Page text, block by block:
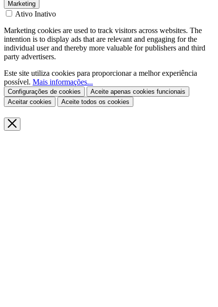
Marketing
Ativo Inativo
Marketing cookies are used to track visitors across websites. The
intention is to display ads that are relevant and engaging for the
individual user and thereby more valuable for publishers and third
party advertisers.
Este site utiliza cookies para proporcionar a melhor experiência
possível. Mais informações...
Configurações de cookies
Aceite apenas cookies funcionais
Aceitar cookies
Aceite todos os cookies